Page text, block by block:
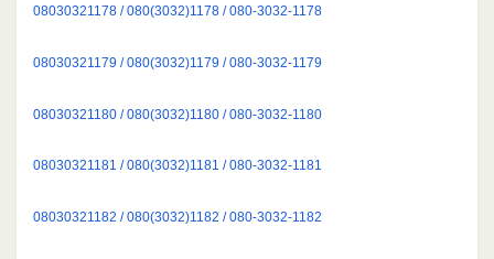
08030321178 / 080(3032)1178 / 080-3032-1178
08030321179 / 080(3032)1179 / 080-3032-1179
08030321180 / 080(3032)1180 / 080-3032-1180
08030321181 / 080(3032)1181 / 080-3032-1181
08030321182 / 080(3032)1182 / 080-3032-1182